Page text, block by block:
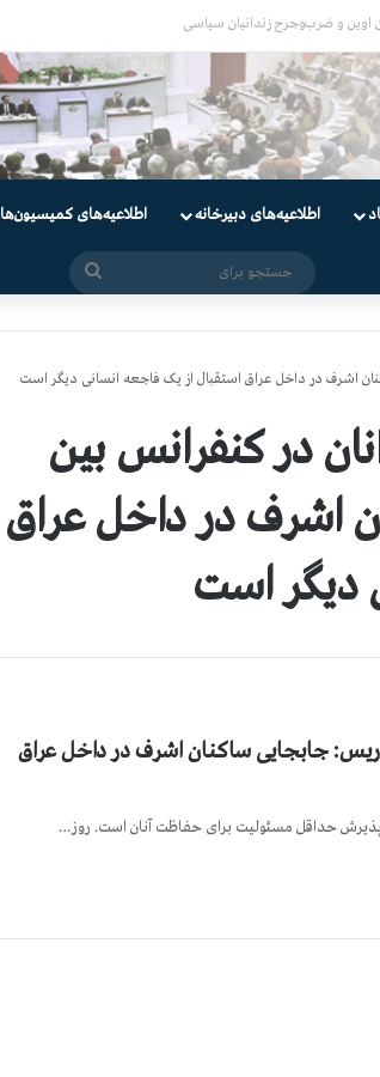
اطلاعیه‌های دبیرخانه اطلاعیه‌های کمیسیون‌‌ها
اشرف در داخل عراق استقبال از یک فاجعه انسانی دیگر است
در کنفرانس بین
اشرف در داخل عراق
دیگر است
جابجایی ساکنان اشرف در داخل عراق
حداقل مسئولیت برای حفاظت آنان است. روز…